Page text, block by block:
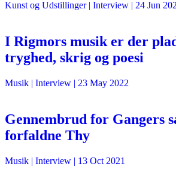
Kunst og Udstillinger| Interview | 24 Jun
I Rigmors musik er der
tryghed, skrig og poesi
Musik | Interview | 23 May 2022
Gennembrud for Gangers
forfaldne Thy
Musik | Interview | 13 Oct 2021